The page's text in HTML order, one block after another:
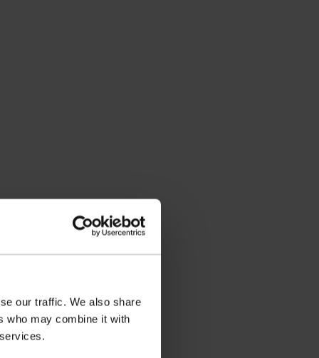
our traffic. We also share
who may combine it with